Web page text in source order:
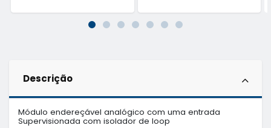
Descrição
Módulo endereçável analógico com uma entrada
Supervisionada com isolador de loop